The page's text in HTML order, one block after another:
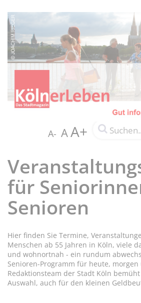
A- AA+
für
Senioren
Hier finden Sie Termine,
Menschen ab 55 Jahren in Köln, viele
und wohnortnah - ein rundum
Senioren-Programm für heute, morgen
Redaktionsteam der Stadt Köln
Auswahl, auch für den kleinen